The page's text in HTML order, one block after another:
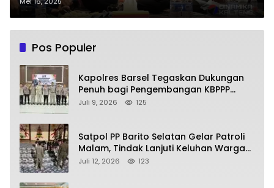
Pos Populer
Kapolres Barsel Tegaskan Dukungan
Penuh bagi Pengembangan KBPPP
Kalimantan Tengah
Juli 9, 2026 125
Satpol PP Barito Selatan Gelar Patroli
Malam, Tindak Lanjuti Keluhan Warga
soal Balap Liar dan Remaja Nongkrong
Juli 12, 2026 123